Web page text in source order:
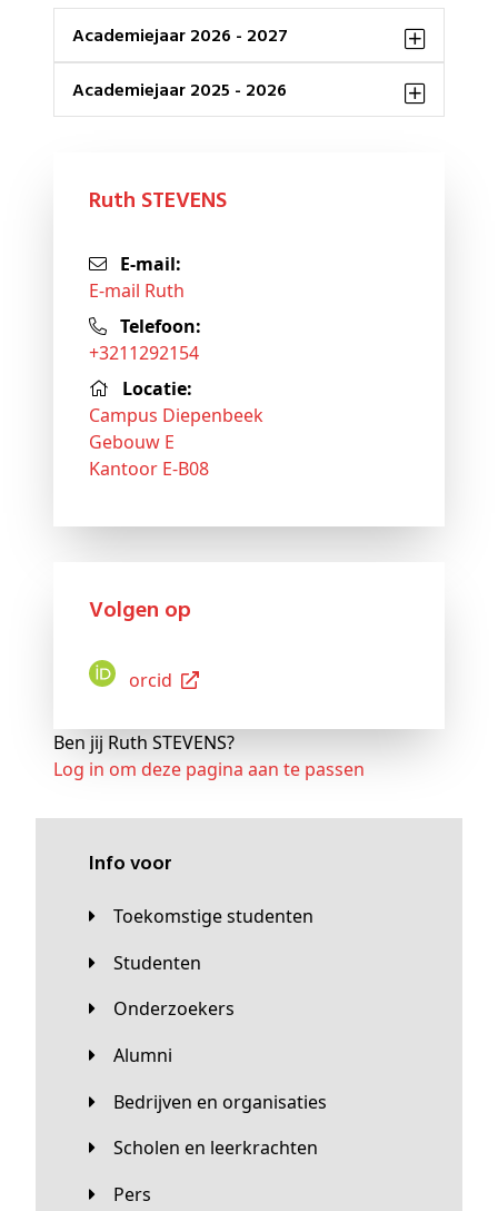
Academiejaar 2026 - 2027
Academiejaar 2025 - 2026
Ruth STEVENS
E-mail:
E-mail Ruth
Telefoon:
+3211292154
Locatie:
Campus Diepenbeek
Gebouw E
Kantoor E-B08
Volgen op
Orcid
Ben jij Ruth STEVENS?
Log in om deze pagina aan te passen
Info voor
Toekomstige studenten
Studenten
Onderzoekers
Alumni
Bedrijven en organisaties
Scholen en leerkrachten
Pers